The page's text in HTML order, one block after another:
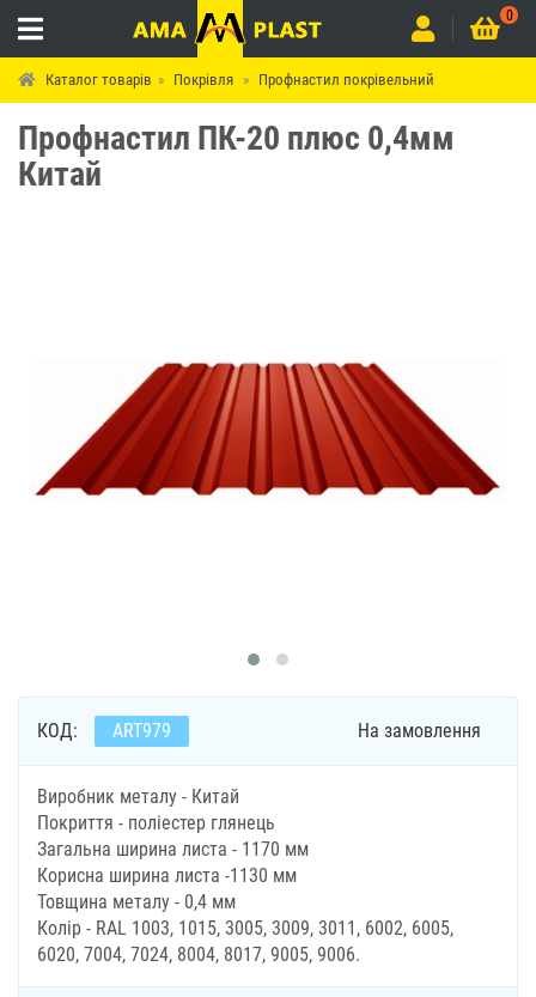
0
Каталог товарів Покрівля Профнастил покрівельний
Профнастил ПК-20 плюс 0,4мм
Китай
КОД: ART979 На замовлення
Виробник металу - Китай
Покриття - поліестер глянець
Загальна ширина листа - 1170 мм
Корисна ширина листа -1130 мм
Товщина металу - 0,4 мм
Колір - RAL 1003, 1015, 3005, 3009, 3011, 6002, 6005,
6020, 7004, 7024, 8004, 8017, 9005, 9006.